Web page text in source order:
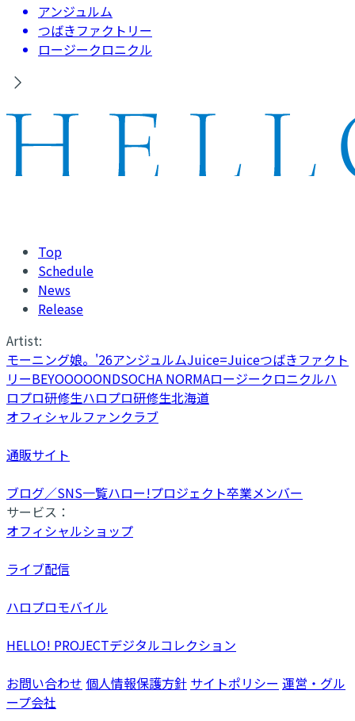
アンジュルム
つばきファクトリー
ロージークロニクル
Top
Schedule
News
Release
Artist:
モーニング娘。'26アンジュルムJuice=Juiceつばきファクト
リーBEYOOOOONDSOCHA NORMAロージークロニクルハ
ロプロ研修生ハロプロ研修生北海道
オフィシャルファンクラブ
通販サイト
ブログ／SNS一覧ハロー!プロジェクト卒業メンバー
サービス：
オフィシャルショップ
ライブ配信
ハロプロモバイル
HELLO! PROJECTデジタルコレクション
お問い合わせ 個人情報保護方針 サイトポリシー 運営・グル
ープ会社